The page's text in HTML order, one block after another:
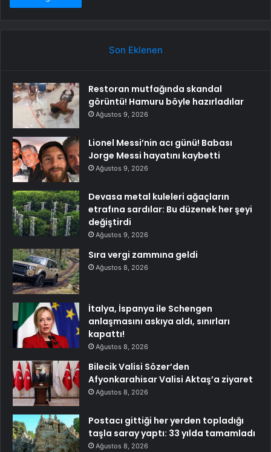
Son Eklenen
Restoran mutfağında skandal
görüntü! Hamuru böyle hazırladılar
Ağustos 9, 2026
Lionel Messi’nin acı günü! Babası
Jorge Messi hayatını kaybetti
Ağustos 9, 2026
Devasa metal kuleleri ağaçların
etrafına sardılar: Bu düzenek her şeyi
değiştirdi
Ağustos 9, 2026
Sıra vergi zammına geldi
Ağustos 8, 2026
İtalya, İspanya ile Schengen
anlaşmasını askıya aldı, sınırları
kapattı!
Ağustos 8, 2026
Bilecik Valisi Sözer’den
Afyonkarahisar Valisi Aktaş’a ziyaret
Ağustos 8, 2026
Postacı gittiği her yerden topladığı
taşla saray yaptı: 33 yılda tamamladı
Ağustos 8, 2026